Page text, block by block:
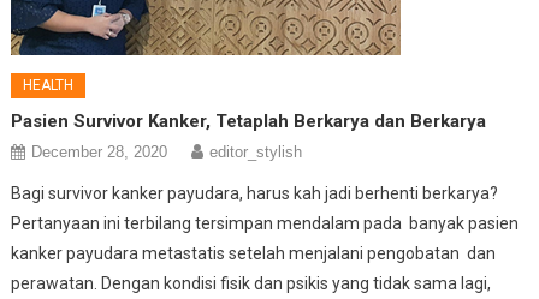
HEALTH
Pasien Survivor Kanker, Tetaplah Berkarya dan Berkarya
December 28, 2020 editor_stylish
Bagi survivor kanker payudara, harus kah jadi berhenti berkarya?
Pertanyaan ini terbilang tersimpan mendalam pada banyak pasien
kanker payudara metastatis setelah menjalani pengobatan dan
perawatan. Dengan kondisi fisik dan psikis yang tidak sama lagi,